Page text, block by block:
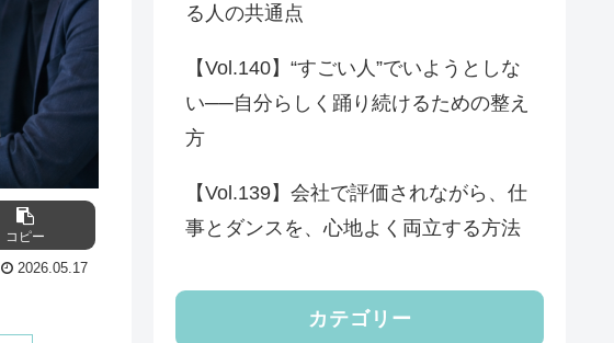
コピー
2026.05.17
る人の共通点
【Vol.140】“すごい人”でいようとしな
い──自分らしく踊り続けるための整え
方
【Vol.139】会社で評価されながら、仕
事とダンスを、心地よく両立する方法
カテゴリー